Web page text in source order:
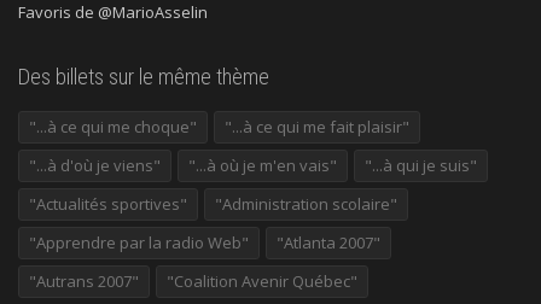
Favoris de @MarioAsselin
Des billets sur le même thème
"...à ce qui me choque"
"...à ce qui me fait plaisir"
"...à d'où je viens"
"...à où je m'en vais"
"...à qui je suis"
"Actualités sportives"
"Administration scolaire"
"Apprendre par la radio Web"
"Atlanta 2007"
"Autrans 2007"
"Coalition Avenir Québec"